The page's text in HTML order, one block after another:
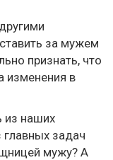
за мужем
признать, что
изменения в
из наших
главных задач
мужу? А